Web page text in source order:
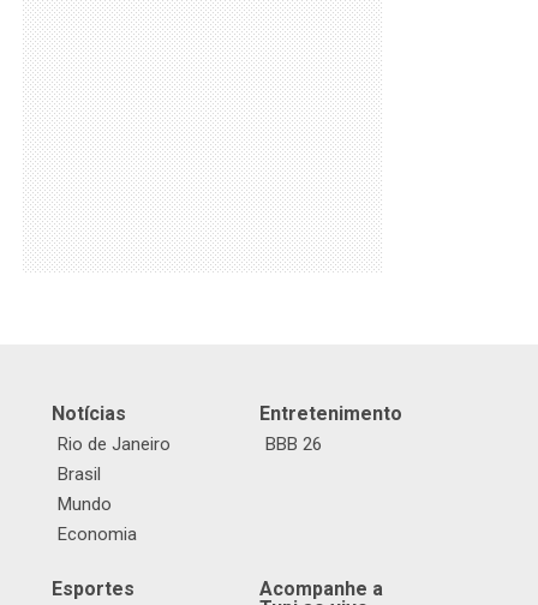
Notícias
Rio de Janeiro
Brasil
Mundo
Economia
Entretenimento
BBB 26
Esportes
Acompanhe a